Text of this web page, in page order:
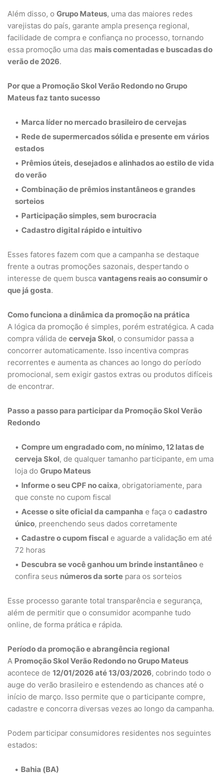
Além disso, o Grupo Mateus, uma das maiores redes
varejistas do país, garante ampla presença regional,
facilidade de compra e confiança no processo, tornando
essa promoção uma das mais comentadas e buscadas do
verão de 2026.
Por que a Promoção Skol Verão Redondo no Grupo
Mateus faz tanto sucesso
Marca líder no mercado brasileiro de cervejas
Rede de supermercados sólida e presente em vários
estados
Prêmios úteis, desejados e alinhados ao estilo de vida
do verão
Combinação de prêmios instantâneos e grandes
sorteios
Participação simples, sem burocracia
Cadastro digital rápido e intuitivo
Esses fatores fazem com que a campanha se destaque
frente a outras promoções sazonais, despertando o
interesse de quem busca vantagens reais ao consumir o
que já gosta.
Como funciona a dinâmica da promoção na prática
A lógica da promoção é simples, porém estratégica. A cada
compra válida de cerveja Skol, o consumidor passa a
concorrer automaticamente. Isso incentiva compras
recorrentes e aumenta as chances ao longo do período
promocional, sem exigir gastos extras ou produtos difíceis
de encontrar.
Passo a passo para participar da Promoção Skol Verão
Redondo
Compre um engradado com, no mínimo, 12 latas de
cerveja Skol, de qualquer tamanho participante, em uma
loja do Grupo Mateus
Informe o seu CPF no caixa, obrigatoriamente, para
que conste no cupom fiscal
Acesse o site oficial da campanha e faça o cadastro
único, preenchendo seus dados corretamente
Cadastre o cupom fiscal e aguarde a validação em até
72 horas
Descubra se você ganhou um brinde instantâneo e
confira seus números da sorte para os sorteios
Esse processo garante total transparência e segurança,
além de permitir que o consumidor acompanhe tudo
online, de forma prática e rápida.
Período da promoção e abrangência regional
A Promoção Skol Verão Redondo no Grupo Mateus
acontece de 12/01/2026 até 13/03/2026, cobrindo todo o
auge do verão brasileiro e estendendo as chances até o
início de março. Isso permite que o participante compre,
cadastre e concorra diversas vezes ao longo da campanha.
Podem participar consumidores residentes nos seguintes
estados:
Bahia (BA)